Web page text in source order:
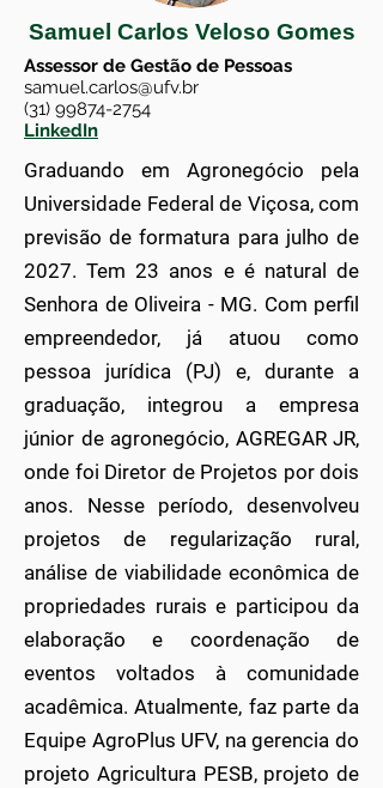
Samuel Carlos Veloso Gomes
Assessor de Gestão de Pessoas
samuel.carlos@ufv.br
(31) 99874-2754
LinkedIn
Graduando em Agronegócio pela
Universidade Federal de Viçosa, com
previsão de formatura para julho de
2027. Tem 23 anos e é natural de
Senhora de Oliveira - MG. Com perfil
empreendedor, já atuou como
pessoa jurídica (PJ) e, durante a
graduação, integrou a empresa
júnior de agronegócio, AGREGAR JR,
onde foi Diretor de Projetos por dois
anos. Nesse período, desenvolveu
projetos de regularização rural,
análise de viabilidade econômica de
propriedades rurais e participou da
elaboração e coordenação de
eventos voltados à comunidade
acadêmica. Atualmente, faz parte da
Equipe AgroPlus UFV, na gerencia do
projeto Agricultura PESB, projeto de